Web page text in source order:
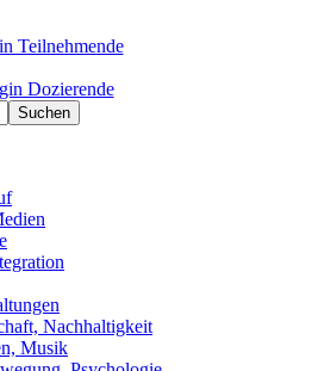
Teilnehmende
Dozierende
Suchen
Nachhaltigkeit
Musik